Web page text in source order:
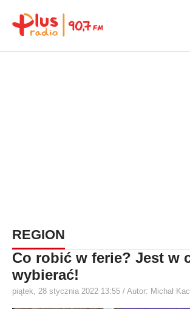
REGION
Co robić w ferie? Jest w
wybierać!
piątek, 28 stycznia 2022 13:55 / Autor: Michał